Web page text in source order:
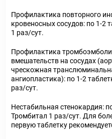
Профилактика повторного
кровеносных сосудов: по 1-2
1 раз/сут.
Профилактика
вмешательств на сосудах
чрескожная
ангиопластика): по 1-2
раз/сут.
Нестабильная стенокардия:
Тромбитал 1 раз/сут. Для
первую таблетку